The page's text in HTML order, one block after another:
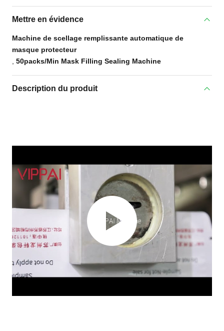
Mettre en évidence
Machine de scellage remplissante automatique de
masque protecteur
50packs/Min Mask Filling Sealing Machine
Description du produit